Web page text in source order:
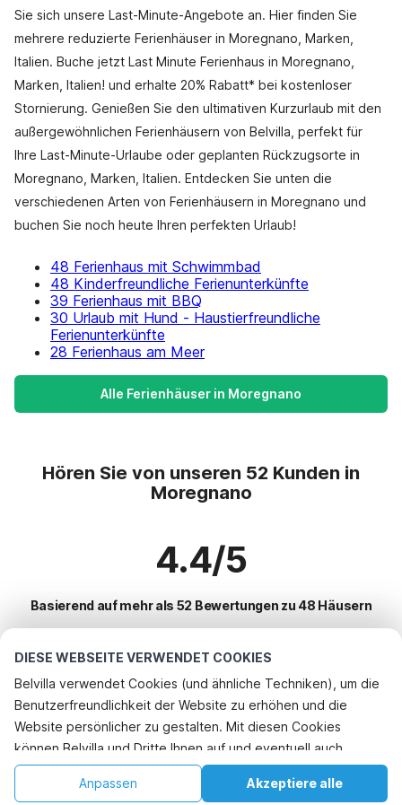
DIESE WEBSEITE VERWENDET COOKIES
Belvilla verwendet Cookies (und ähnliche Techniken), um die
Benutzerfreundlichkeit der Website zu erhöhen und die
Website persönlicher zu gestalten. Mit diesen Cookies
können Belvilla und Dritte Ihnen auf und eventuell auch
außerhalb unserer Website folgen, um Werbung Ihren
Interessen anzupassen und das Teilen von Informationen über
Akzeptiere alle
Anpassen
Sie sich unsere Last-Minute-Angebote an. Hier finden Sie
mehrere reduzierte Ferienhäuser in Moregnano, Marken,
Italien. Buche jetzt Last Minute Ferienhaus in Moregnano,
Marken, Italien! und erhalte 20% Rabatt* bei kostenloser
Stornierung. Genießen Sie den ultimativen Kurzurlaub mit den
außergewöhnlichen Ferienhäusern von Belvilla, perfekt für
Ihre Last-Minute-Urlaube oder geplanten Rückzugsorte in
Moregnano, Marken, Italien. Entdecken Sie unten die
verschiedenen Arten von Ferienhäusern in Moregnano und
buchen Sie noch heute Ihren perfekten Urlaub!
48 Ferienhaus mit Schwimmbad
48 Kinderfreundliche Ferienunterkünfte
39 Ferienhaus mit BBQ
30 Urlaub mit Hund - Haustierfreundliche
Ferienunterkünfte
28 Ferienhaus am Meer
Alle Ferienhäuser in Moregnano
Hören Sie von unseren 52 Kunden in
Moregnano
4.4/5
Basierend auf mehr als 52 Bewertungen zu 48 Häusern
Beliebteste Reiseziele für Urlaub
Top-Städte mit Top-Annehmlichkeiten für den Urlaub
Kinderfreundliche Ferienunterkünfte san-savino
Kinderfreundliche Ferienunterkünfte apecchio
Kinderfreundliche Ferienunterkünfte borgo-pace
Beliebte Ausstattungen für Urlaub in Moregnano
Ferienhaus mit Schwimmbad
Beliebte Städte für den Urlaub in Marken
Rufen Sie an, um zu buchen
Startseite Wunschliste Buchungen Konto